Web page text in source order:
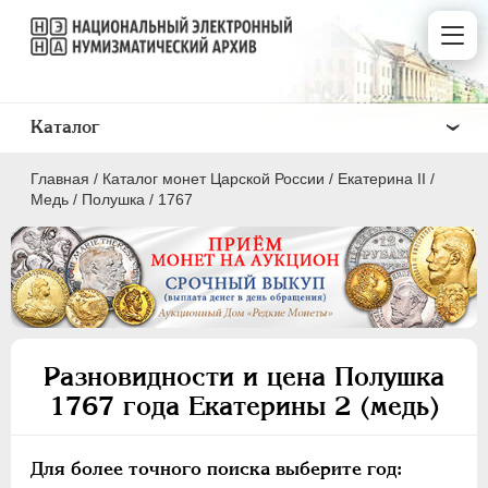
Главная / Каталог монет Царской России / Екатерина II /
Медь / Полушка / 1767
Разновидности и цена Полушка
1767 года Екатерины 2 (медь)
Для более точного поиска выберите год:
Каталог
ПEТР I 1699 - 1725
ПЕТР II 1727-1729
АННА ИОАННОВНА 1730-1740
ЕЛИЗАВЕТА 1741-1762